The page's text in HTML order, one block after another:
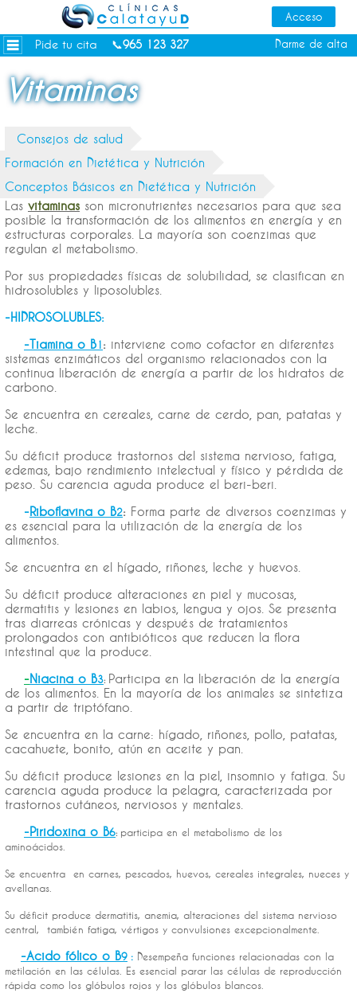
Pide tu cita 📞965 123 327 Darme de alta
Dietas personalizadas
Tratamientos Corporales
Depilación Láser Alicante
Consejos de salud
Vitaminas
Consejos de salud
Formación en Dietética y Nutrición
Conceptos Básicos en Dietética y Nutrición
Las vitaminas son micronutrientes necesarios para que sea
posible la transformación de los alimentos en energía y en
estructuras corporales. La mayoría son coenzimas que
regulan el metabolismo.
Por sus propiedades físicas de solubilidad, se clasifican en
hidrosolubles y liposolubles.
-HIDROSOLUBLES:
-Tiamina o B 1 : interviene como cofactor en diferentes
sistemas enzimáticos del organismo relacionados con la
continua liberación de energía a partir de los hidratos de
carbono.
Se encuentra en cereales, carne de cerdo, pan, patatas y
leche.
Su déficit produce trastornos del sistema nervioso, fatiga,
edemas, bajo rendimiento intelectual y físico y pérdida de
peso. Su carencia aguda produce el beri-beri.
-Riboflavina o B2: Forma parte de diversos coenzimas y
es esencial para la utilización de la energía de los
alimentos.
Se encuentra en el hígado, riñones, leche y huevos.
Su déficit produce alteraciones en piel y mucosas,
dermatitis y lesiones en labios, lengua y ojos. Se presenta
tras diarreas crónicas y después de tratamientos
prolongados con antibióticos que reducen la flora
intestinal que la produce.
-Niacina o B3: Participa en la liberación de la energía
de los alimentos. En la mayoría de los animales se sintetiza
a partir de triptófano.
Se encuentra en la carne: hígado, riñones, pollo, patatas,
cacahuete, bonito, atún en aceite y pan.
Su déficit produce lesiones en la piel, insomnio y fatiga. Su
carencia aguda produce la pelagra, caracterizada por
trastornos cutáneos, nerviosos y mentales.
-Piridoxina o B6: participa en el metabolismo de los
aminoácidos.
Se encuentra en carnes, pescados, huevos, cereales integrales, nueces y
avellanas.
Su déficit produce dermatitis, anemia, alteraciones del sistema nervioso
central, también fatiga, vértigos y convulsiones excepcionalmente.
-Acido fólico o B9 : Desempeña funciones relacionadas con la
metilación en las células. Es esencial parar las células de reproducción
rápida como los glóbulos rojos y los glóbulos blancos.